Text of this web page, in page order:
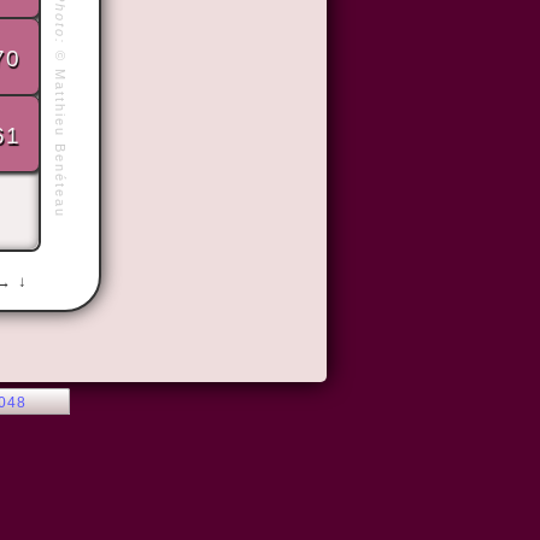
Photo:
©
Matthieu Benéteau
↓